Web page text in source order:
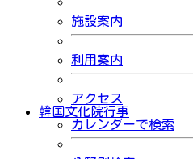
施設案内
利用案内
アクセス
韓国文化院行事
カレンダーで検索